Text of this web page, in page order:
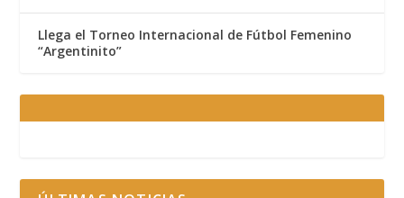
Llega el Torneo Internacional de Fútbol Femenino
“Argentinito”